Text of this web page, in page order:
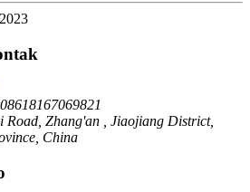
Road, Zhang'an , Jiaojiang District,
China